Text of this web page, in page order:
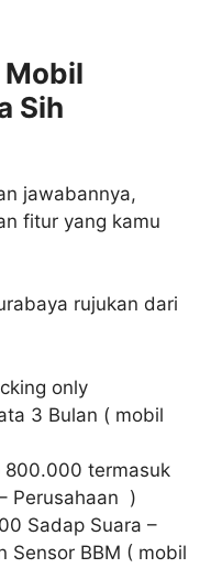
Mobil
Sih
jawabannya,
fitur yang kamu
rujukan dari
only
3 Bulan ( mobil
800.000 termasuk
Perusahaan )
Sadap Suara –
Sensor BBM ( mobil